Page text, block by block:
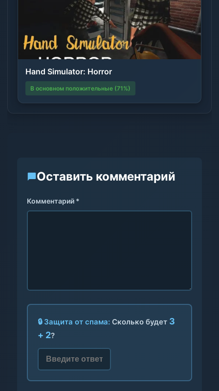
Hand Simulator: Horror
В основном положительные (71%)
Оставить комментарий
Комментарий *
🔒 Защита от спама: Сколько будет 3
+ 2?